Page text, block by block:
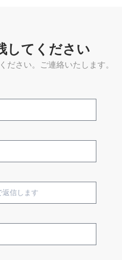
してください
ださい。ご連絡いたします。